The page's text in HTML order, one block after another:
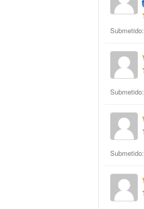
Submetido:
Submetido:
Submetido: